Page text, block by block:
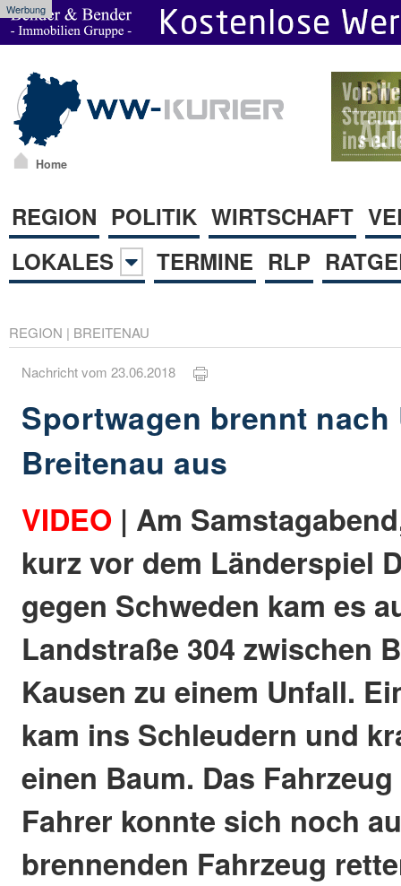
Werbung
Home
REGION POLITIK WIRTSCHAFT
LOKALES
TERMINE RLP
REGION | BREITENAU
Nachricht vom 23.06.2018
Sportwagen brennt nach
Breitenau aus
VIDEO | Am
kurz vor dem Länderspiel
gegen Schweden kam es
Landstraße 304 zwischen
Kausen zu einem Unfall.
kam ins Schleudern und
einen Baum. Das
Fahrer konnte sich noch
brennenden Fahrzeug